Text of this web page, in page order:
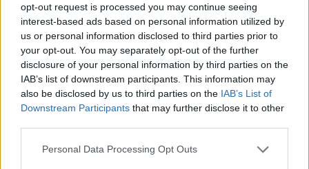
opt-out request is processed you may continue seeing
interest-based ads based on personal information utilized by
us or personal information disclosed to third parties prior to
your opt-out. You may separately opt-out of the further
disclosure of your personal information by third parties on the
IAB’s list of downstream participants. This information may
also be disclosed by us to third parties on the IAB’s List of
Downstream Participants that may further disclose it to other
Personal Data Processing Opt Outs
29 Aprile 2023 alle ore 01:19